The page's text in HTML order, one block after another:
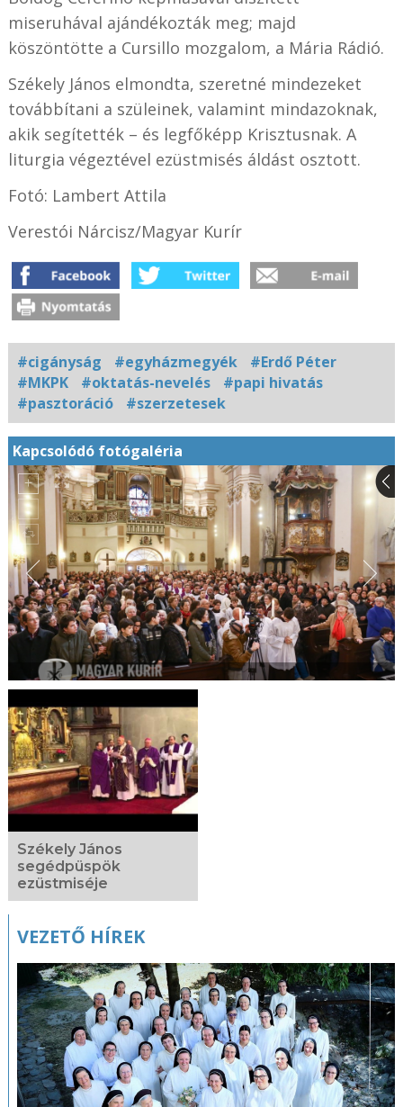
miseruhával ajándékozták meg; majd
köszöntötte a Cursillo mozgalom, a Mária Rádió.
Székely János elmondta, szeretné mindezeket
továbbítani a szüleinek, valamint mindazoknak,
akik segítették – és legfőképp Krisztusnak. A
liturgia végeztével ezüstmisés áldást osztott.
Fotó: Lambert Attila
Verestói Nárcisz/Magyar Kurír
#cigányság #egyházmegyék
#Erdő Péter
#MKPK
#oktatás-nevelés
#papi hivatás
#pasztoráció
#szerzetesek
Kapcsolódó fotógaléria
Székely János
segédpüspök
ezüstmiséje
VEZETŐ HÍREK